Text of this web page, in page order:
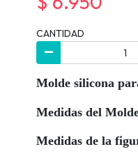
CANTIDAD
Molde silicona
Medidas del
Medidas de la